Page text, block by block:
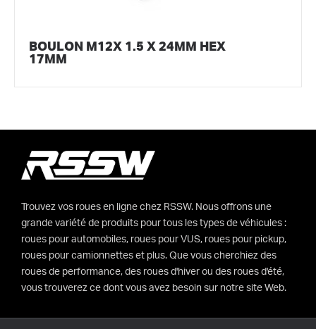
BOULON M12X 1.5 X 24MM HEX
17MM
Trouvez vos roues en ligne chez RSSW. Nous offrons une
grande variété de produits pour tous les types de véhicules :
roues pour automobiles, roues pour VUS, roues pour pickup,
roues pour camionnettes et plus. Que vous cherchiez des
roues de performance, des roues d'hiver ou des roues d'été,
vous trouverez ce dont vous avez besoin sur notre site Web.